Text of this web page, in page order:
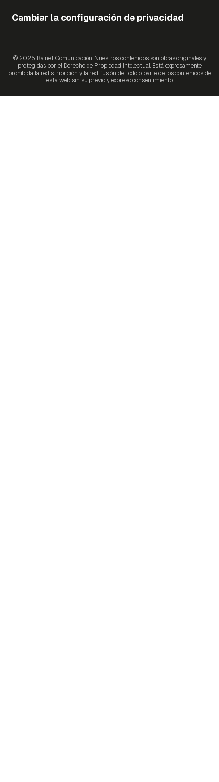
Cambiar la configuración de privacidad
© 2025 Bainet Comunicación. Nuestros contenidos son obras originales y
protegidas por el Derecho de Propiedad Intelectual. Está expresamente
prohibida la redistribución y la redifusión de todo o parte de los contenidos de
esta web sin su previo y expreso consentimiento.